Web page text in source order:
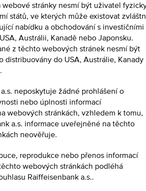
webové stránky nesmí být uživatel
států, ve kterých může existovat
nabídku a obchodování s investičními
Austrálii, Kanadě nebo Japonsku.
z těchto webových stránek nesmí být
distribuovány do USA, Austrálie, Kanady
neposkytuje žádné prohlášení o
nebo úplnosti informací
webových stránkách, vzhledem k tomu,
a.s. informace uveřejněné na těchto
neověřuje.
reprodukce nebo přenos informací
webových stránkách podléhá
Raiffeisenbank a.s..